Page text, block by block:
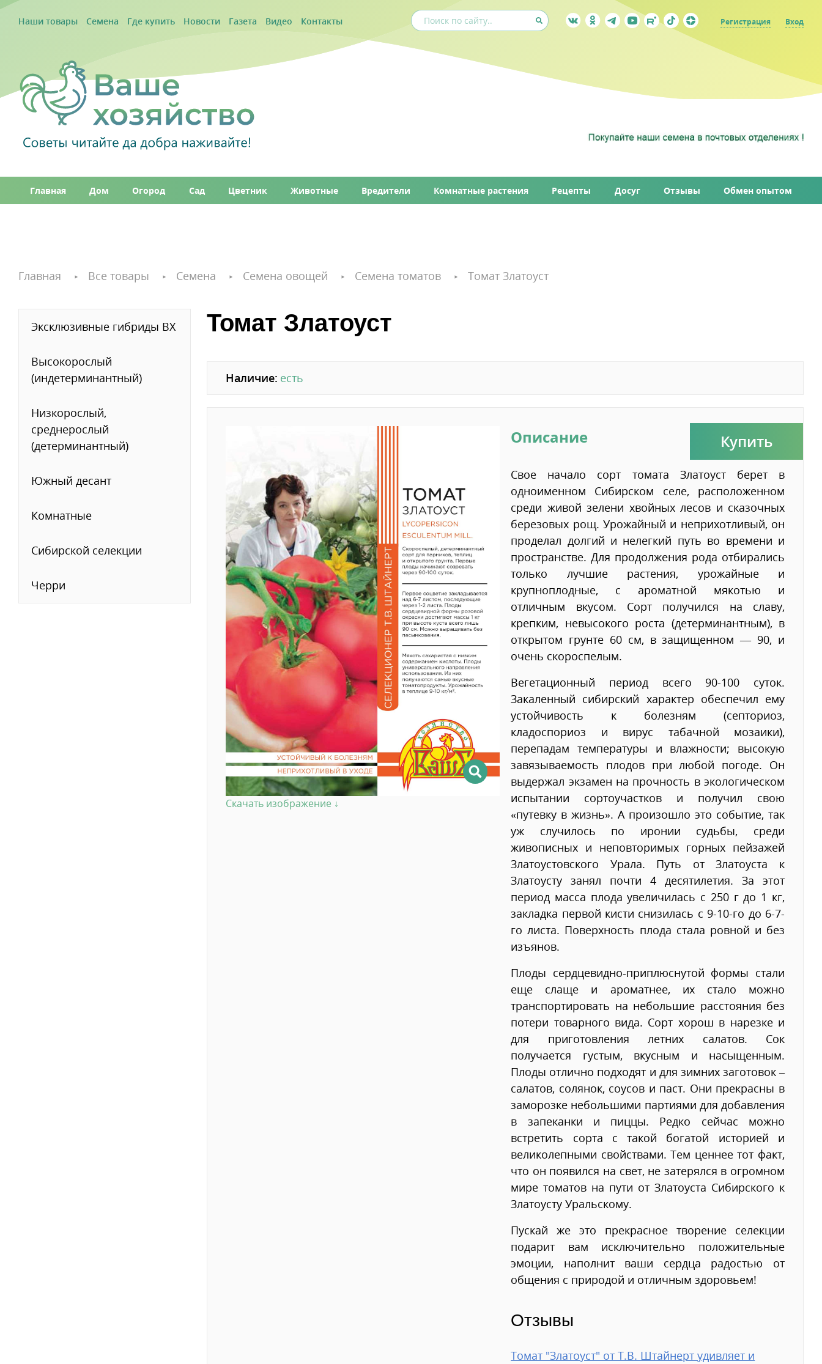
Наши товары Семена Где купить Новости Газета Видео Контакты Регистрация Вход
Главная Дом Огород Сад Цветник Животные Вредители Комнатные растения Рецепты Досуг Отзывы Обмен опытом
Главная Все товары Семена Семена овощей Семена томатов Томат Златоуст
Эксклюзивные гибриды ВХ
Высокорослый
(индетерминантный)
Низкорослый,
среднерослый
(детерминантный)
Южный десант
Комнатные
Сибирской селекции
Черри
Томат Златоуст
Наличие: есть
Скачать изображение ↓
Купить
Описание
Свое начало сорт томата Златоуст берет в
одноименном Сибирском селе, расположенном
среди живой зелени хвойных лесов и сказочных
березовых рощ. Урожайный и неприхотливый, он
проделал долгий и нелегкий путь во времени и
пространстве. Для продолжения рода отбирались
только лучшие растения, урожайные и
крупноплодные, с ароматной мякотью и
отличным вкусом. Сорт получился на славу,
крепким, невысокого роста (детерминантным), в
открытом грунте 60 см, в защищенном — 90, и
очень скороспелым.
Вегетационный период всего 90-100 суток.
Закаленный сибирский характер обеспечил ему
устойчивость к болезням (септориоз,
кладоспориоз и вирус табачной мозаики),
перепадам температуры и влажности; высокую
завязываемость плодов при любой погоде. Он
выдержал экзамен на прочность в экологическом
испытании сортоучастков и получил свою
«путевку в жизнь». А произошло это событие, так
уж случилось по иронии судьбы, среди
живописных и неповторимых горных пейзажей
Златоустовского Урала. Путь от Златоуста к
Златоусту занял почти 4 десятилетия. За этот
период масса плода увеличилась с 250 г до 1 кг,
закладка первой кисти снизилась с 9-10-го до 6-7-
го листа. Поверхность плода стала ровной и без
изъянов.
Плоды сердцевидно-приплюснутой формы стали
еще слаще и ароматнее, их стало можно
транспортировать на небольшие расстояния без
потери товарного вида. Сорт хорош в нарезке и
для приготовления летних салатов. Сок
получается густым, вкусным и насыщенным.
Плоды отлично подходят и для зимних заготовок –
салатов, солянок, соусов и паст. Они прекрасны в
заморозке небольшими партиями для добавления
в запеканки и пиццы. Редко сейчас можно
встретить сорта с такой богатой историей и
великолепными свойствами. Тем ценнее тот факт,
что он появился на свет, не затерялся в огромном
мире томатов на пути от Златоуста Сибирского к
Златоусту Уральскому.
Пускай же это прекрасное творение селекции
подарит вам исключительно положительные
эмоции, наполнит ваши сердца радостью от
общения с природой и отличным здоровьем!
Отзывы
Томат "Златоуст" от Т.В. Штайнерт удивляет и